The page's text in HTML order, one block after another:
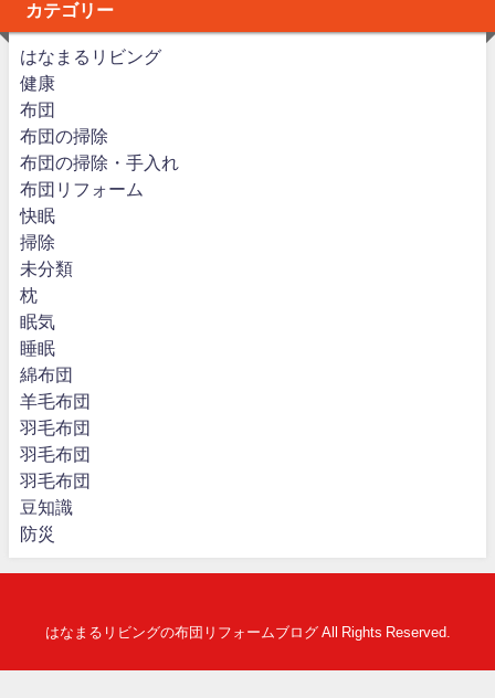
カテゴリー
はなまるリビング
健康
布団
布団の掃除
布団の掃除・手入れ
布団リフォーム
快眠
掃除
未分類
枕
眠気
睡眠
綿布団
羊毛布団
羽毛布団
羽毛布団
羽毛布団
豆知識
防災
はなまるリビングの布団リフォームブログ All Rights Reserved.